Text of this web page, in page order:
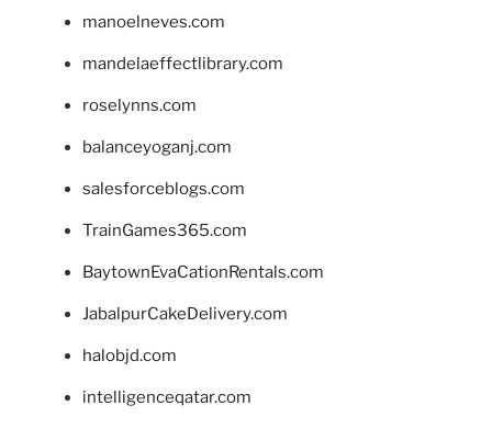
manoelneves.com
mandelaeffectlibrary.com
roselynns.com
balanceyoganj.com
salesforceblogs.com
TrainGames365.com
BaytownEvaCationRentals.com
JabalpurCakeDelivery.com
halobjd.com
intelligenceqatar.com